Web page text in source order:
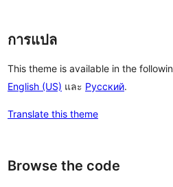
การแปล
This theme is available in the
English (US) และ Русский.
Translate this theme
Browse the code